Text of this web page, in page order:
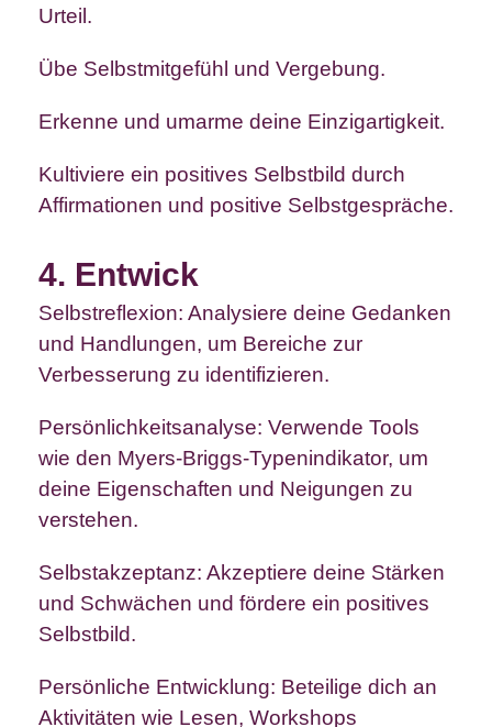
Urteil.
Übe Selbstmitgefühl und Vergebung.
Erkenne und umarme deine Einzigartigkeit.
Kultiviere ein positives Selbstbild durch
Affirmationen und positive Selbstgespräche.
4. Entwick
Selbstreflexion: Analysiere deine Gedanken
und Handlungen, um Bereiche zur
Verbesserung zu identifizieren.
Persönlichkeitsanalyse: Verwende Tools
wie den Myers-Briggs-Typenindikator, um
deine Eigenschaften und Neigungen zu
verstehen.
Selbstakzeptanz: Akzeptiere deine Stärken
und Schwächen und fördere ein positives
Selbstbild.
Persönliche Entwicklung: Beteilige dich an
Aktivitäten wie Lesen, Workshops